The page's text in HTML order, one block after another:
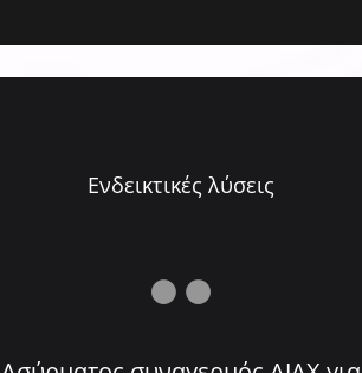
Ενδεικτικές λύσεις
